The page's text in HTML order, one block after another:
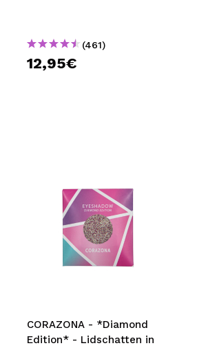
(461)
12,95€
CORAZONA - *Diamond
Edition* - Lidschatten in